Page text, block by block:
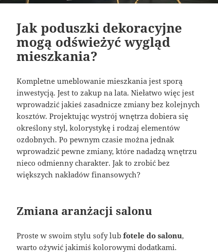
Jak poduszki dekoracyjne
mogą odświeżyć wygląd
mieszkania?
Kompletne umeblowanie mieszkania jest sporą
inwestycją. Jest to zakup na lata. Niełatwo więc jest
wprowadzić jakieś zasadnicze zmiany bez kolejnych
kosztów. Projektując wystrój wnętrza dobiera się
określony styl, kolorystykę i rodzaj elementów
ozdobnych. Po pewnym czasie można jednak
wprowadzić pewne zmiany, które nadadzą wnętrzu
nieco odmienny charakter. Jak to zrobić bez
większych nakładów finansowych?
Zmiana aranżacji salonu
Proste w swoim stylu sofy lubfotele do salonu,
warto ożywić jakimiś kolorowymi dodatkami.